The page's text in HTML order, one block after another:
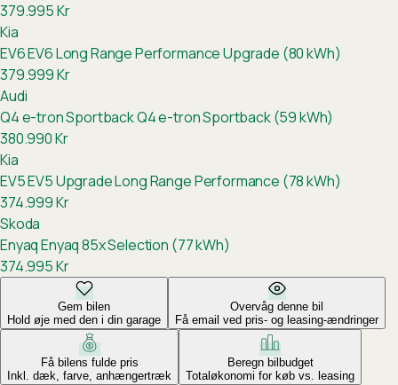
379.995Kr
Kia
EV6EV6 Long Range Performance Upgrade (80 kWh)
379.999Kr
Audi
Q4 e-tron SportbackQ4 e-tron Sportback (59 kWh)
380.990Kr
Kia
EV5EV5 Upgrade Long Range Performance (78 kWh)
374.999Kr
Skoda
EnyaqEnyaq 85x Selection (77 kWh)
374.995Kr
Gem bilen
Hold øje med den i din garage
Overvåg denne bil
Få email ved pris- og leasing-ændringer
Få bilens fulde pris
Inkl. dæk, farve, anhængertræk
Beregn bilbudget
Totaløkonomi for køb vs. leasing